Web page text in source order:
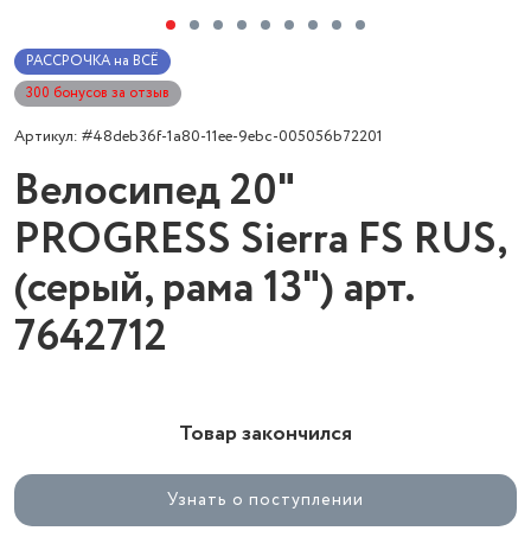
РАССРОЧКА на ВСЁ
300 бонусов за отзыв
Артикул: #48deb36f-1a80-11ee-9ebc-005056b72201
Велосипед 20"
PROGRESS Sierra FS RUS,
(серый, рама 13") арт.
7642712
Товар закончился
Узнать о поступлении